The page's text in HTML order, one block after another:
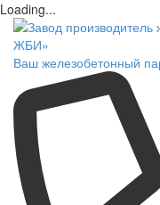
Loading...
Ваш железобетонный